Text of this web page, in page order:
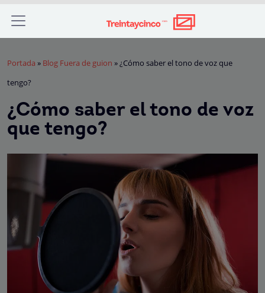
Portada » Blog Fuera de guion »¿Cómo saber el tono de voz que
tengo?
¿Cómo saber el tono de voz
que tengo?